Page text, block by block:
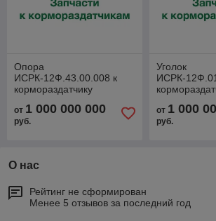
Опора
ИСРК-12Ф.43.00.008 к
кормораздатчику
от 1 000 000 000
руб.
Уголок
ИСРК-
от 1 000
руб.
О нас
Рейтинг не сформирован
Менее 5 отзывов за последний год